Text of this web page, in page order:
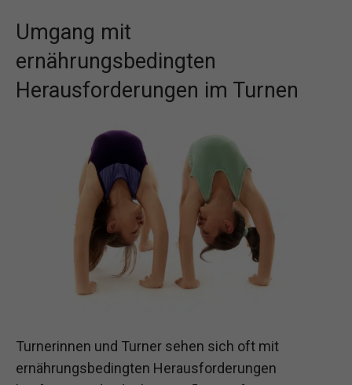
Umgang mit
ernährungsbedingten
Herausforderungen im Turnen
Turnerinnen und Turner sehen sich oft mit
ernährungsbedingten Herausforderungen